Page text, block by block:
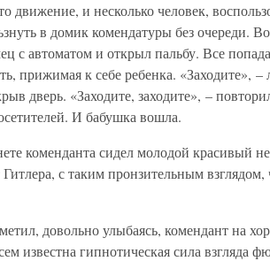
движение, и несколько человек,
в домик комендатуры без очереди.
с автоматом и открыл пальбу. Все
прижимая к себе ребенка. «Заходите»,
дверь. «Заходите, заходите», –
И бабушка вошла.
коменданта сидел молодой красивый
с таким пронзительным
довольно улыбаясь, комендант на
известна гипнотическая сила взгляда